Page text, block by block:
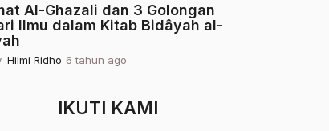
Al-Ghazali dan 3 Golongan
Ilmu dalam Kitab Bidâyah al-
Hilmi Ridho 6 tahun ago
h
u
IKUTI KAMI